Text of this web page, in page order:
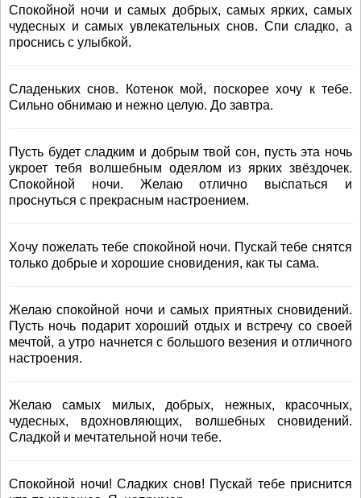
Спокойной ночи и самых добрых, самых ярких, самых
чудесных и самых увлекательных снов. Спи сладко, а
проснись с улыбкой.
Сладеньких снов. Котенок мой, поскорее хочу к тебе.
Сильно обнимаю и нежно целую. До завтра.
Пусть будет сладким и добрым твой сон, пусть эта ночь
укроет тебя волшебным одеялом из ярких звёздочек.
Спокойной ночи. Желаю отлично выспаться и
проснуться с прекрасным настроением.
Хочу пожелать тебе спокойной ночи. Пускай тебе снятся
только добрые и хорошие сновидения, как ты сама.
Желаю спокойной ночи и самых приятных сновидений.
Пусть ночь подарит хороший отдых и встречу со своей
мечтой, а утро начнется с большого везения и отличного
настроения.
Желаю самых милых, добрых, нежных, красочных,
чудесных, вдохновляющих, волшебных сновидений.
Сладкой и мечтательной ночи тебе.
Спокойной ночи! Сладких снов! Пускай тебе приснится